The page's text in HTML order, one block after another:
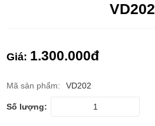
VD202
Giá: 1.300.000đ
Mã sản phẩm: VD202
Số lượng: